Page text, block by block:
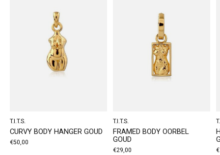
T.I.T.S.
CURVY BODY HANGER GOUD
€50,00
T.I.T.S.
FRAMED BODY OORBEL
GOUD
€29,00